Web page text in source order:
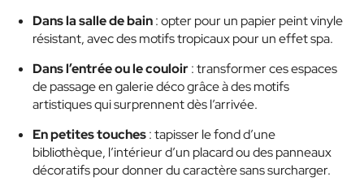
Dans la salle de bain: opter pour un papier peint vinyle
résistant, avec des motifs tropicaux pour un effet spa.
Dans l’entrée ou le couloir: transformer ces espaces
de passage en galerie déco grâce à des motifs
artistiques qui surprennent dès l’arrivée.
En petites touches: tapisser le fond d’une
bibliothèque, l’intérieur d’un placard ou des panneaux
décoratifs pour donner du caractère sans surcharger.